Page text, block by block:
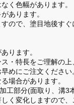
く色幅があります。
あります。
ので、塗目地後す
ります。
・特長をご理解の上
めにご注文ください
場合があります。
工部分(面取り、溝3
く変化しますので